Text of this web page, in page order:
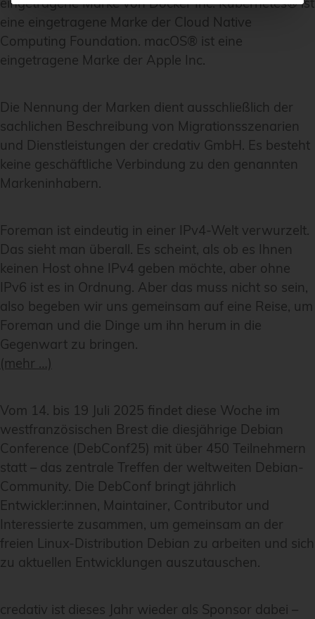
eine eingetragene Marke der Cloud Native
Computing Foundation. macOS® ist eine
eingetragene Marke der Apple Inc.
Die Nennung der Marken dient ausschließlich der
sachlichen Beschreibung von Migrationsszenarien
und Dienstleistungen der credativ GmbH. Es besteht
keine geschäftliche Verbindung zu den genannten
Markeninhabern.
Foreman ist eindeutig in einer IPv4-Welt verwurzelt.
Das sieht man überall. Es scheint, als ob es Ihnen
keinen Host ohne IPv4 geben möchte, aber ohne
IPv6 ist es in Ordnung. Aber das muss nicht so sein,
also begeben wir uns gemeinsam auf eine Reise, um
Foreman und die Dinge um ihn herum in die
Gegenwart zu bringen.
(mehr …)
Vom 14. bis 19 Juli 2025 findet diese Woche im
westfranzösischen Brest die diesjährige Debian
Conference (DebConf25) mit über 450 Teilnehmern
statt – das zentrale Treffen der weltweiten Debian-
Community. Die DebConf bringt jährlich
Entwickler:innen, Maintainer, Contributor und
Interessierte zusammen, um gemeinsam an der
freien Linux-Distribution Debian zu arbeiten und sich
zu aktuellen Entwicklungen auszutauschen.
credativ ist dieses Jahr wieder als Sponsor dabei –